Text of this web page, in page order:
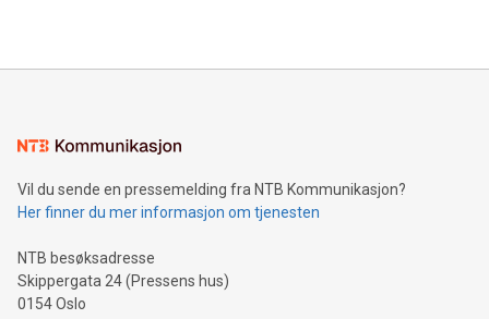
Vil du sende en pressemelding fra NTB Kommunikasjon?
Her finner du mer informasjon om tjenesten
NTB besøksadresse
Skippergata 24 (Pressens hus)
0154 Oslo